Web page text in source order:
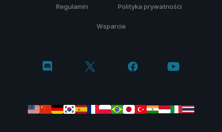
Regulamin Polityka prywatności
Wsparcie